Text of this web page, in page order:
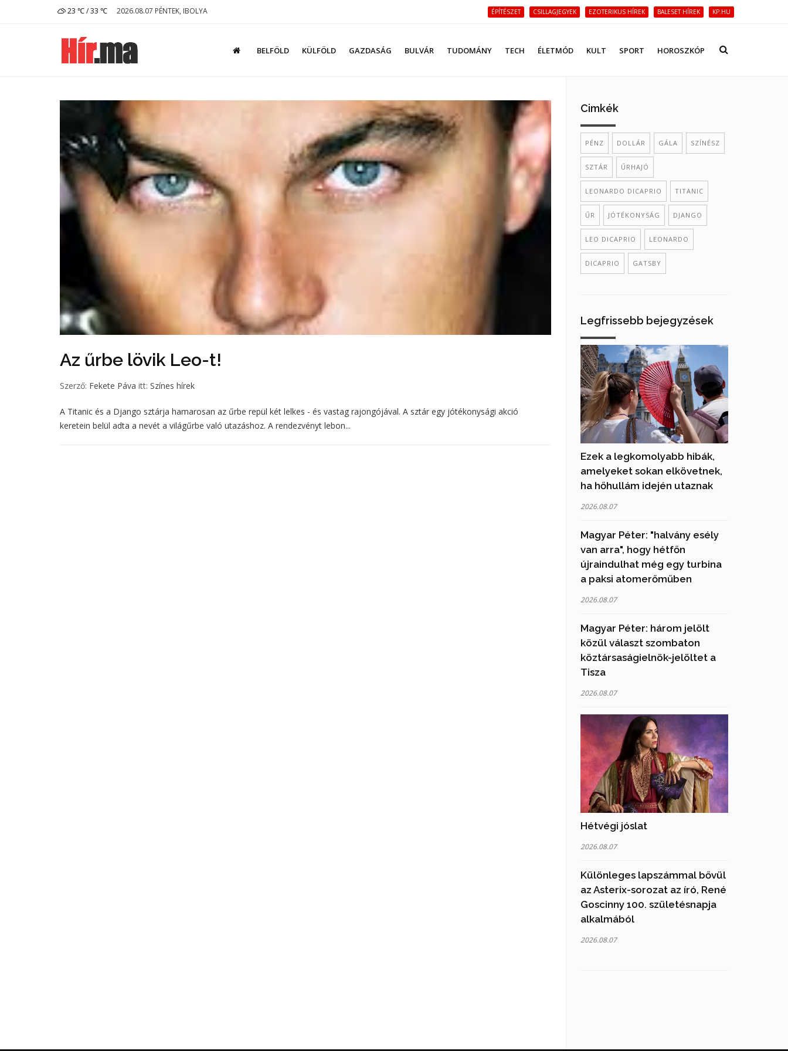
23 ℃ / 33 ℃ 2026.08.07 PÉNTEK, IBOLYA ÉPÍTÉSZET CSILLAGJEGYEK EZOTERIKUS HÍREK BALESET HÍREK KP.HU
BELFÖLD KÜLFÖLD GAZDASÁG BULVÁR TUDOMÁNY TECH ÉLETMÓD KULT SPORT HOROSZKÓP
Az űrbe lövik Leo-t!
Szerző: Fekete Páva itt: Színes hírek
A Titanic és a Django sztárja hamarosan az űrbe repül két lelkes - és vastag rajongójával. A sztár egy jótékonysági akció
keretein belül adta a nevét a világűrbe való utazáshoz. A rendezvényt lebon...
Cimkék
PÉNZ DOLLÁR GÁLA SZÍNÉSZ
SZTÁR ŰRHAJÓ
LEONARDO DICAPRIO TITANIC
ŰR JÓTÉKONYSÁG DJANGO
LEO DICAPRIO LEONARDO
DICAPRIO GATSBY
Legfrissebb bejegyzések
Ezek a legkomolyabb hibák,
amelyeket sokan elkövetnek,
ha hőhullám idején utaznak
2026.08.07
Magyar Péter: "halvány esély
van arra", hogy hétfőn
újraindulhat még egy turbina
a paksi atomerőműben
2026.08.07
Magyar Péter: három jelölt
közül választ szombaton
köztársaságielnök-jelöltet a
Tisza
2026.08.07
Hétvégi jóslat
2026.08.07
Különleges lapszámmal bővül
az Asterix-sorozat az író, René
Goscinny 100. születésnapja
alkalmából
2026.08.07